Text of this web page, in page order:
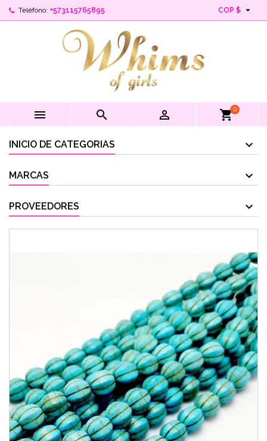
Teléfono: +573115765895 COP $ 
   shopping_cart0
INICIO DE CATEGORIAS
MARCAS
PROVEEDORES